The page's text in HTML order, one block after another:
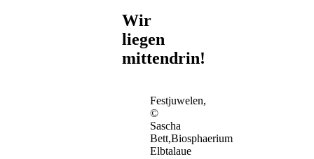
Wir
liegen
mittendrin!
Festjuwelen,
©
Sascha
Bett,Biosphaerium
Elbtalaue